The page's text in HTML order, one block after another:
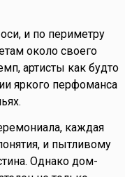
и по периметру
около своего
артисты как будто
яркого перфоманса
каждая
и пытливому
Однако дом-